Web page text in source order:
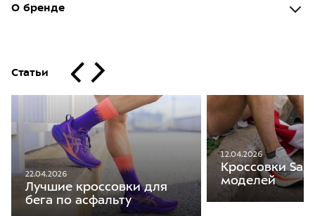
О бренде
Статьи
22.04.2026
Лучшие кроссовки для
бега по асфальту
12.04.2026
Кроссовки
моделей